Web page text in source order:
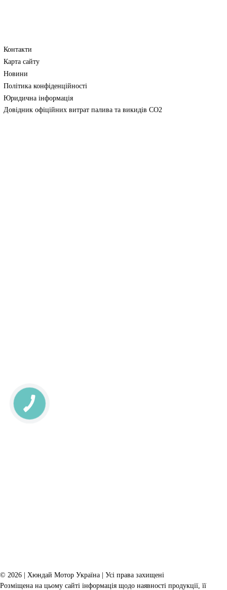
Контакти
Карта сайту
Новини
Політика конфіденційності
Юридична інформація
Довідник офіційних витрат палива та викидів СО2
© 2026 | Хюндай Мотор Україна | Усі права захищені
Розміщена на цьому сайті інформація щодо наявності продукції, її